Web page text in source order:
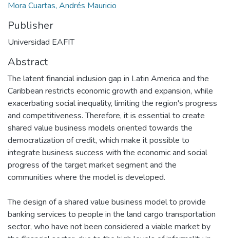
Mora Cuartas, Andrés Mauricio
Publisher
Universidad EAFIT
Abstract
The latent financial inclusion gap in Latin America and the
Caribbean restricts economic growth and expansion, while
exacerbating social inequality, limiting the region's progress
and competitiveness. Therefore, it is essential to create
shared value business models oriented towards the
democratization of credit, which make it possible to
integrate business success with the economic and social
progress of the target market segment and the
communities where the model is developed.
The design of a shared value business model to provide
banking services to people in the land cargo transportation
sector, who have not been considered a viable market by